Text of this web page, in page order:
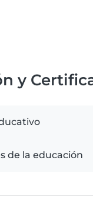
y
de la educación